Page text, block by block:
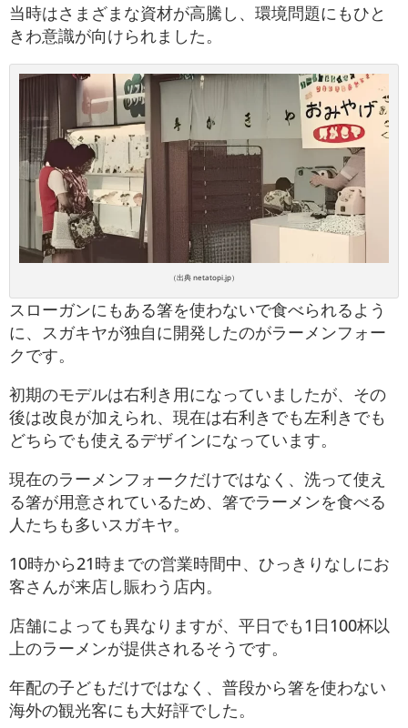
当時はさまざまな資材が高騰し、環境問題にもひと
きわ意識が向けられました。
（出典 netatopi.jp）
スローガンにもある箸を使わないで食べられるよう
に、スガキヤが独自に開発したのがラーメンフォー
クです。
初期のモデルは右利き用になっていましたが、その
後は改良が加えられ、現在は右利きでも左利きでも
どちらでも使えるデザインになっています。
現在のラーメンフォークだけではなく、洗って使え
る箸が用意されているため、箸でラーメンを食べる
人たちも多いスガキヤ。
10時から21時までの営業時間中、ひっきりなしにお
客さんが来店し賑わう店内。
店舗によっても異なりますが、平日でも1日100杯以
上のラーメンが提供されるそうです。
年配の子どもだけではなく、普段から箸を使わない
海外の観光客にも大好評でした。